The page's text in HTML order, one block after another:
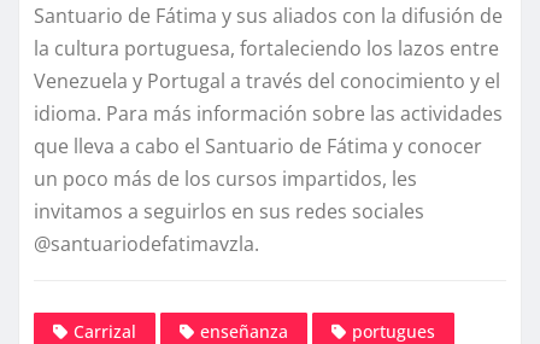
Santuario de Fátima y sus aliados con la difusión de
la cultura portuguesa, fortaleciendo los lazos entre
Venezuela y Portugal a través del conocimiento y el
idioma. Para más información sobre las actividades
que lleva a cabo el Santuario de Fátima y conocer
un poco más de los cursos impartidos, les
invitamos a seguirlos en sus redes sociales
@santuariodefatimavzla.
Carrizal enseñanza
portugues